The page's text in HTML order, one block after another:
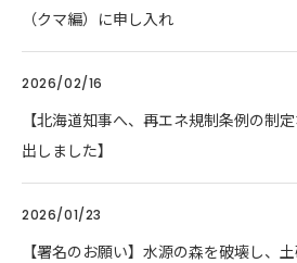
（クマ編）に申し入れ
2026/02/16
【北海道知事へ、再エネ規制条例の制
出しました】
2026/01/23
【署名のお願い】水源の森を破壊し、